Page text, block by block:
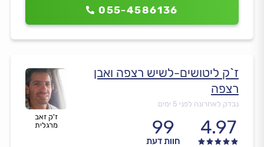
055-4586136
ז'ק זאב
מרגלית
ז`ק ליטושים-לשיש רצפה ואבן
רצפה
נבדק לאחרונה לפני 5 ימים
4.97
99
חוות דעת